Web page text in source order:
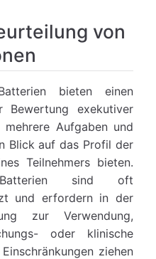
von
bieten einen
Bewertung exekutiver
mehrere Aufgaben und
Blick auf das Profil der
Teilnehmers bieten.
sind oft
und erfordern in der
zur Verwendung,
oder klinische
ziehen